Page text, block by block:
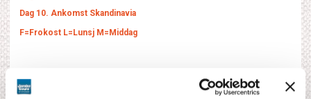
Dag 10. Ankomst Skandinavia
F=Frokost L=Lunsj M=Middag
Fullständigt program